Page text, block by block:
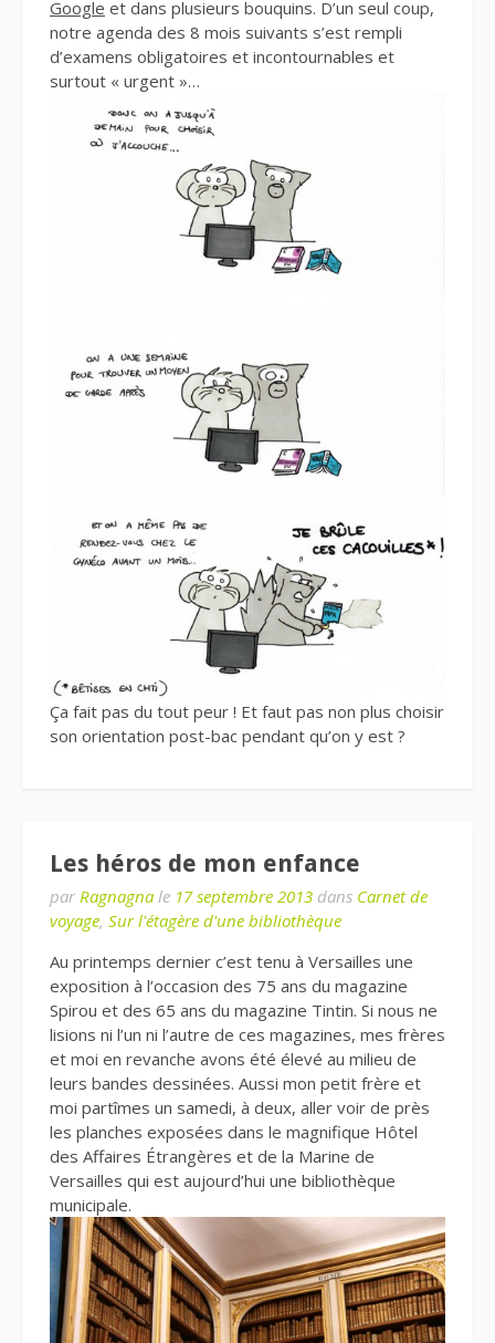
Google et dans plusieurs bouquins. D’un seul coup,
notre agenda des 8 mois suivants s’est rempli
d’examens obligatoires et incontournables et
surtout « urgent »…
Ça fait pas du tout peur ! Et faut pas non plus choisir
son orientation post-bac pendant qu’on y est ?
Les héros de mon enfance
par Ragnagna le 17 septembre 2013 dans Carnet de
voyage, Sur l'étagère d'une bibliothèque
Au printemps dernier c’est tenu à Versailles une
exposition à l’occasion des 75 ans du magazine
Spirou et des 65 ans du magazine Tintin. Si nous ne
lisions ni l’un ni l’autre de ces magazines, mes frères
et moi en revanche avons été élevé au milieu de
leurs bandes dessinées. Aussi mon petit frère et
moi partîmes un samedi, à deux, aller voir de près
les planches exposées dans le magnifique Hôtel
des Affaires Étrangères et de la Marine de
Versailles qui est aujourd’hui une bibliothèque
municipale.